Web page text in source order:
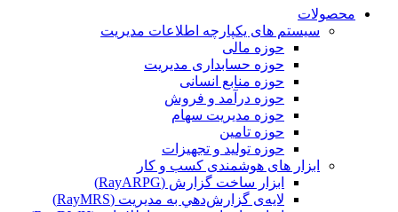
محصولات
سیستم های یکپارچه اطلاعات مدیریت
حوزه مالی
حوزه حسابداری مدیریت
حوزه منابع انسانی
حوزه درآمد و فروش
حوزه مدیریت سهام
حوزه تامین
حوزه تولید و تجهیزات
ابزار های هوشمندی کسب و کار
ابزار ساخت گزارش (RayARPG)
لایه‌ی گزارش‌دهي به مديريت (RayMRS)